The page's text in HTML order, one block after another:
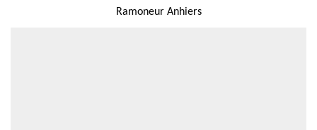
Ramoneur Anhiers